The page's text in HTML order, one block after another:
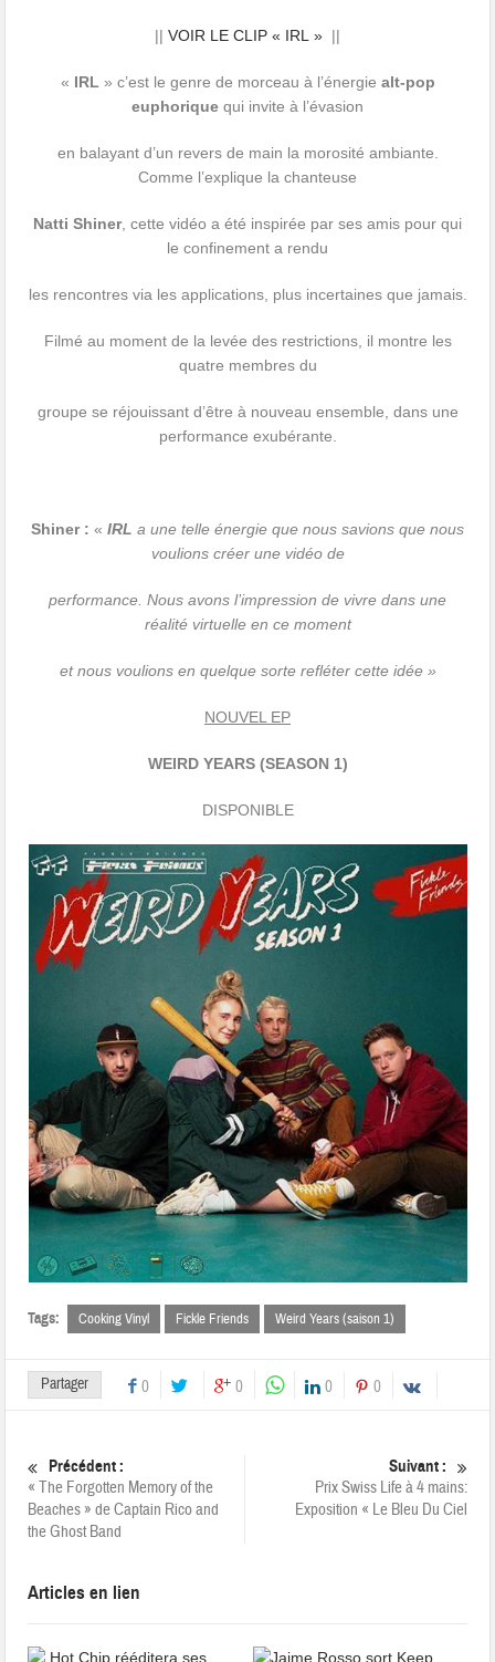
|| VOIR LE CLIP « IRL » ||
« IRL » c’est le genre de morceau à l’énergie alt-pop
euphorique qui invite à l’évasion
en balayant d’un revers de main la morosité ambiante.
Comme l’explique la chanteuse
Natti Shiner, cette vidéo a été inspirée par ses amis pour qui
le confinement a rendu
les rencontres via les applications, plus incertaines que jamais.
Filmé au moment de la levée des restrictions, il montre les
quatre membres du
groupe se réjouissant d’être à nouveau ensemble, dans une
performance exubérante.
Shiner : « IRL a une telle énergie que nous savions que nous
voulions créer une vidéo de
performance. Nous avons l’impression de vivre dans une
réalité virtuelle en ce moment
et nous voulions en quelque sorte refléter cette idée »
NOUVEL EP
WEIRD YEARS (SEASON 1)
DISPONIBLE
Tags: Cooking Vinyl Fickle Friends Weird Years (saison 1)
Partager 0 0 0 0
Précédent :
« The Forgotten Memory of the
Beaches » de Captain Rico and
the Ghost Band
Suivant :
Prix Swiss Life à 4 mains:
Exposition « Le Bleu Du Ciel
Articles en lien